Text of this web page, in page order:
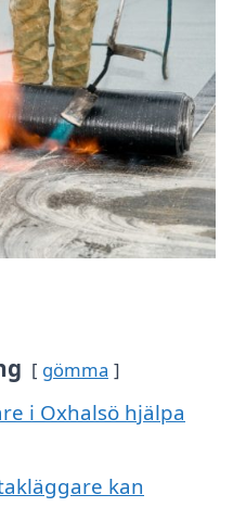
gömma
i Oxhalsö hjälpa
kan